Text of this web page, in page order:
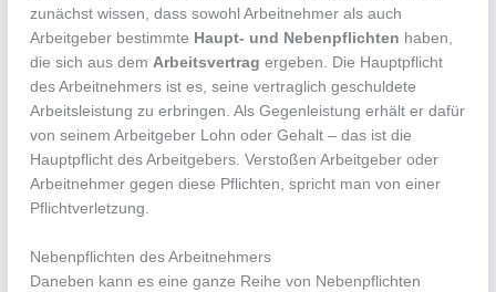
zunächst wissen, dass sowohl Arbeitnehmer als auch
Arbeitgeber bestimmte Haupt- und Nebenpflichten haben,
die sich aus demArbeitsvertrag ergeben. Die Hauptpflicht
des Arbeitnehmers ist es, seine vertraglich geschuldete
Arbeitsleistung zu erbringen. Als Gegenleistung erhält er dafür
von seinem Arbeitgeber Lohn oder Gehalt – das ist die
Hauptpflicht des Arbeitgebers. Verstoßen Arbeitgeber oder
Arbeitnehmer gegen diese Pflichten, spricht man von einer
Pflichtverletzung.
Nebenpflichten des Arbeitnehmers
Daneben kann es eine ganze Reihe von Nebenpflichten